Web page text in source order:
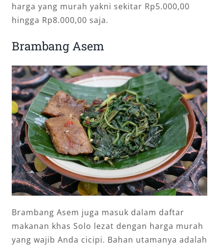
harga yang murah yakni sekitar Rp5.000,00
hingga Rp8.000,00 saja.
Brambang Asem
Brambang Asem juga masuk dalam daftar
makanan khas Solo lezat dengan harga murah
yang wajib Anda cicipi. Bahan utamanya adalah